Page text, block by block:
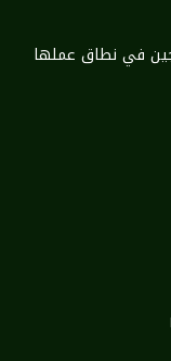
في نطاق عملها